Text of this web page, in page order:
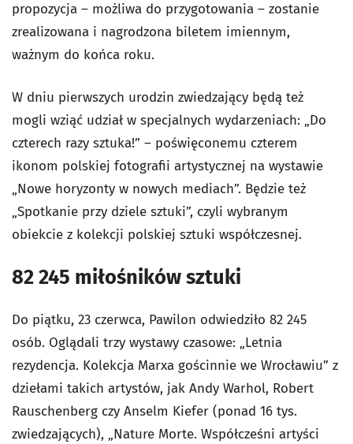
propozycja – możliwa do przygotowania – zostanie
zrealizowana i nagrodzona biletem imiennym,
ważnym do końca roku.
W dniu pierwszych urodzin zwiedzający będą też
mogli wziąć udział w specjalnych wydarzeniach: „Do
czterech razy sztuka!” – poświęconemu czterem
ikonom polskiej fotografii artystycznej na wystawie
„Nowe horyzonty w nowych mediach”. Będzie też
„Spotkanie przy dziele sztuki”, czyli wybranym
obiekcie z kolekcji polskiej sztuki współczesnej.
82 245 miłośników sztuki
Do piątku, 23 czerwca, Pawilon odwiedziło 82 245
osób. Oglądali trzy wystawy czasowe: „Letnia
rezydencja. Kolekcja Marxa gościnnie we Wrocławiu” z
dziełami takich artystów, jak Andy Warhol, Robert
Rauschenberg czy Anselm Kiefer (ponad 16 tys.
zwiedzających), „Nature Morte. Współcześni artyści